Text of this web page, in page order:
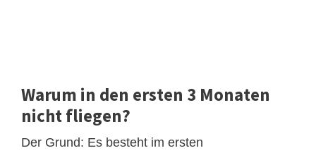
Warum in den ersten 3 Monaten
nicht fliegen?
Der Grund: Es besteht im ersten